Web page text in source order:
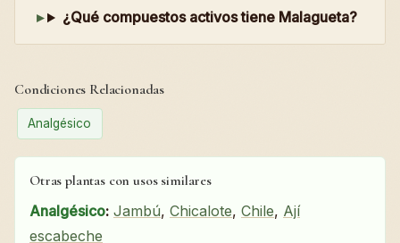
¿Qué compuestos activos tiene Malagueta?
Condiciones Relacionadas
Analgésico
Otras plantas con usos similares
Analgésico: Jambú, Chicalote, Chile, Ají
escabeche